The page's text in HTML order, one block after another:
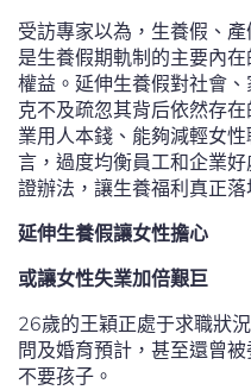
受訪專家以為，生養假、
是生養假期軌制的主要內
權益。延伸生養假對社會
克不及疏忽其背后依然存
業用人本錢、能夠減輕女
言，過度均衡員工和企業
證辦法，讓生養福利真正落
延伸生養假讓女性擔心
或讓女性失業加倍艱巨
26歲的王穎正處于求職狀
問及婚育預計，甚至還曾
不要孩子。